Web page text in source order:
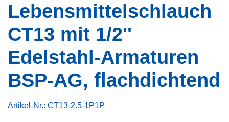
Lebensmittelschlauch
CT13 mit 1/2''
Edelstahl-Armaturen
BSP-AG, flachdichtend
Artikel-Nr.: CT13-2.5-1P1P